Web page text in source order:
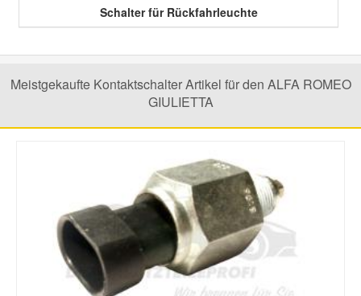
Schalter für Rückfahrleuchte
Meistgekaufte Kontaktschalter Artikel für den ALFA ROMEO
GIULIETTA
Mini Ersatzteile
Mitsubishi Ersatzteile
Skoda Ersatzteile
Smart Ersatzteile